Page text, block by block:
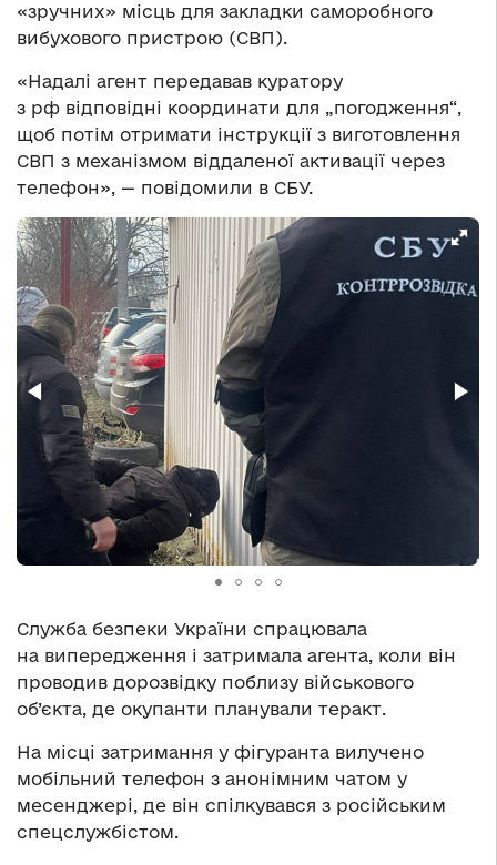
«зручних» місць для закладки саморобного
вибухового пристрою (СВП).
«Надалі агент передавав куратору
з рф відповідні координати для „погодження“,
щоб потім отримати інструкції з виготовлення
СВП з механізмом віддаленої активації через
телефон», — повідомили в СБУ.
Служба безпеки України спрацювала
на випередження і затримала агента, коли він
проводив дорозвідку поблизу військового
об’єкта, де окупанти планували теракт.
На місці затримання у фігуранта вилучено
мобільний телефон з анонімним чатом у
месенджері, де він спілкувався з російським
спецслужбістом.